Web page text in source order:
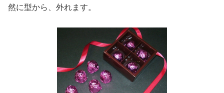
然に型から、外れます。